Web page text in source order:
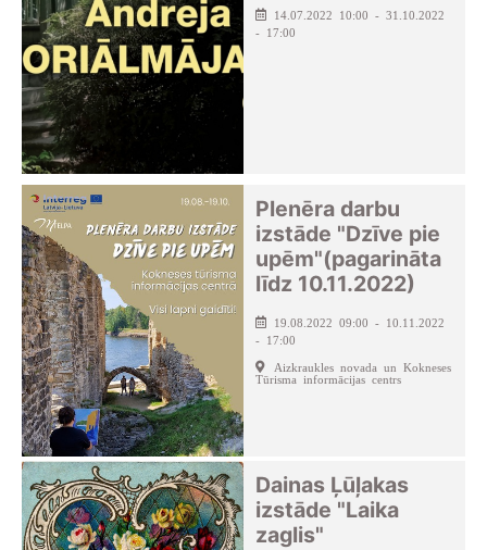
14.07.2022 10:00 - 31.10.2022
- 17:00
Plenēra darbu
izstāde "Dzīve pie
upēm"(pagarināta
līdz 10.11.2022)
19.08.2022 09:00 - 10.11.2022
- 17:00
Aizkraukles novada un Kokneses
Tūrisma informācijas centrs
Dainas Ļūļakas
izstāde "Laika
zaglis"